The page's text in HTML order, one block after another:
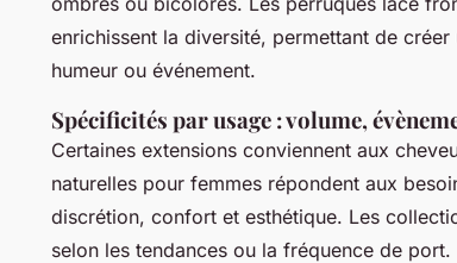
enrichissent la diversité, permettant de créer
humeur ou événement.
Spécificités par usage : volume,
Certaines extensions conviennent aux
naturelles pour femmes répondent aux
discrétion, confort et esthétique. Les
selon les tendances ou la fréquence de port.